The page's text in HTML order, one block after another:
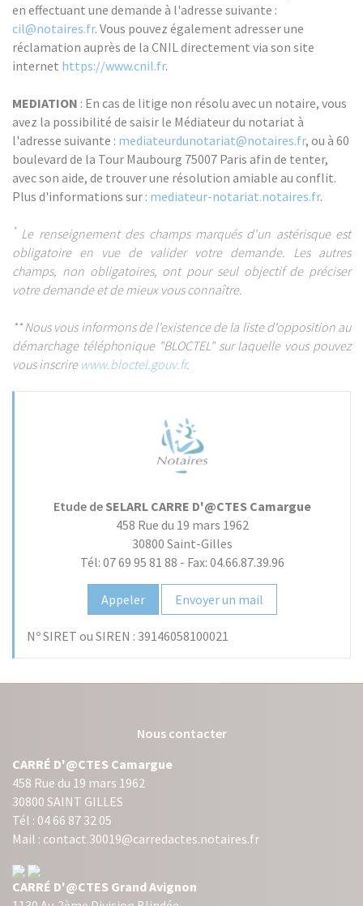
en effectuant une demande à l'adresse suivante :
cil@notaires.fr. Vous pouvez également adresser une
réclamation auprès de la CNIL directement via son site
internet https://www.cnil.fr.
MEDIATION : En cas de litige non résolu avec un notaire, vous
avez la possibilité de saisir le Médiateur du notariat à
l'adresse suivante : mediateurdunotariat@notaires.fr, ou à 60
boulevard de la Tour Maubourg 75007 Paris afin de tenter,
avec son aide, de trouver une résolution amiable au conflit.
Plus d'informations sur : mediateur-notariat.notaires.fr.
*Le renseignement des champs marqués d'un astérisque est
obligatoire en vue de valider votre demande. Les autres
champs, non obligatoires, ont pour seul objectif de préciser
votre demande et de mieux vous connaître.
** Nous vous informons de l'existence de la liste d'opposition au
démarchage téléphonique "BLOCTEL" sur laquelle vous pouvez
vous inscrire www.bloctel.gouv.fr.
Etude de SELARL CARRE D'@CTES Camargue
458 Rue du 19 mars 1962
30800 Saint-Gilles
Tél: 07 69 95 81 88 - Fax: 04.66.87.39.96
Appeler Envoyer un mail
Nº SIRET ou SIREN : 39146058100021
Nous contacter
CARRÉ D'@CTES Camargue
458 Rue du 19 mars 1962
30800 SAINT GILLES
Tél : 04 66 87 32 05
Mail : contact.30019@carredactes.notaires.fr
CARRÉ D'@CTES Grand Avignon